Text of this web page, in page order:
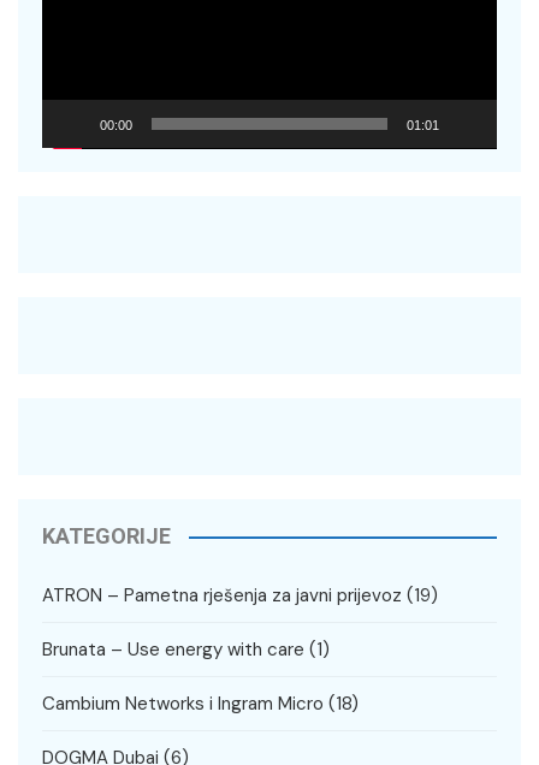
00:00 01:01
KATEGORIJE
ATRON – Pametna rješenja za javni prijevoz (19)
Brunata – Use energy with care (1)
Cambium Networks i Ingram Micro (18)
DOGMA Dubai (6)